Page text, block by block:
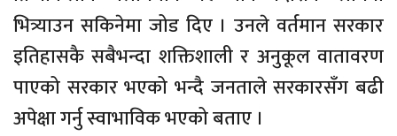
भित्र्याउन सकिनेमा जोड दिए । उनले वर्तमान सरकार
इतिहासकै सबैभन्दा शक्तिशाली र अनुकूल वातावरण
पाएको सरकार भएको भन्दै जनताले सरकारसँग बढी
अपेक्षा गर्नु स्वाभाविक भएको बताए ।